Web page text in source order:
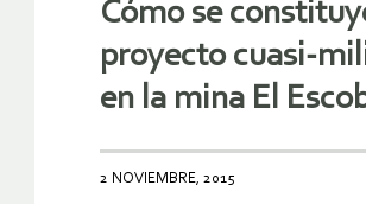
Cómo se
proyecto cuasi-
en la mina El
2 NOVIEMBRE, 2015